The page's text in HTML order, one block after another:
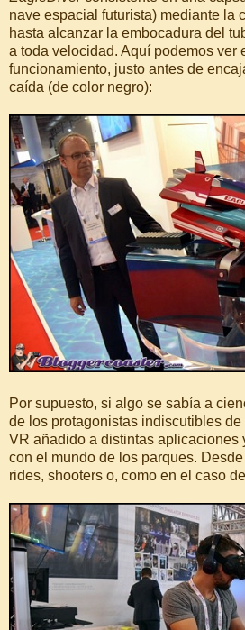
nave espacial futurista) mediante la
hasta alcanzar la embocadura del
a toda velocidad. Aquí podemos ver
funcionamiento, justo antes de
caída (de color negro):
Por supuesto, si algo se sabía a
de los protagonistas indiscutibles de
VR añadido a distintas aplicaciones
con el mundo de los parques.
rides, shooters o, como en el caso